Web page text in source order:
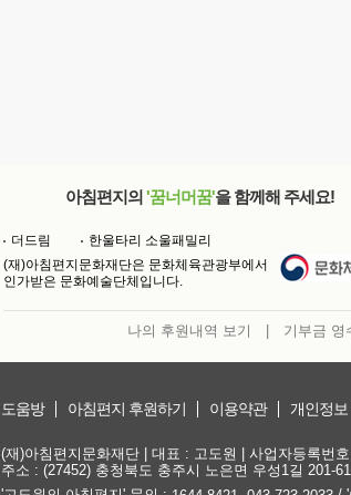
아침편지의 '꿈너머꿈'을 함께해 주세요!
더드림
한울타리 소울패밀리
(재)아침편지문화재단은 문화체육관광부에서
인가받은 문화예술단체입니다.
나의 후원내역 보기 기부금 영
도움방 아침편지 후원하기 이용약관 개인정
(재)아침편지문화재단 | 대표 : 고도원 | 사업자등록번
주소 : (27452) 충청북도 충주시 노은면 우성1길 201-